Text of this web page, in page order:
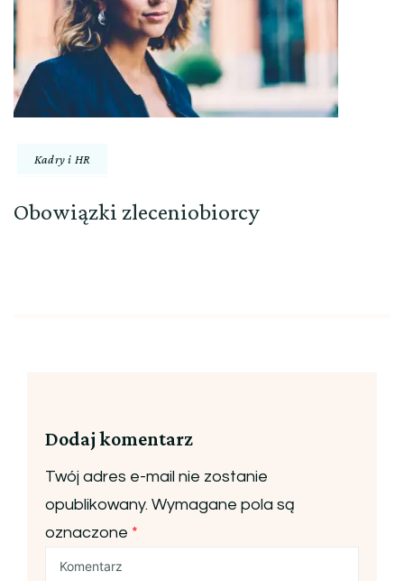
Kadry i HR
Obowiązki zleceniobiorcy
Dodaj komentarz
Twój adres e-mail nie zostanie
opublikowany. Wymagane pola są
oznaczone *